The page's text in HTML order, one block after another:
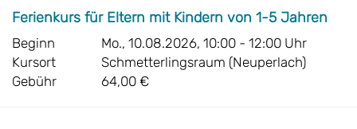
Ferienkurs für Eltern mit Kindern von 1-5 Jahren
Beginn
Mo., 10.08.2026, 10:00 - 12:00 Uhr
Kursort
Schmetterlingsraum (Neuperlach)
Gebühr
64,00 €